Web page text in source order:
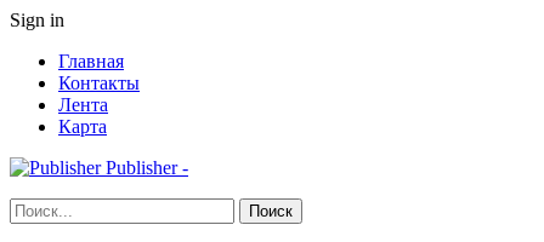
Sign in
Главная
Контакты
Лента
Карта
Publisher -